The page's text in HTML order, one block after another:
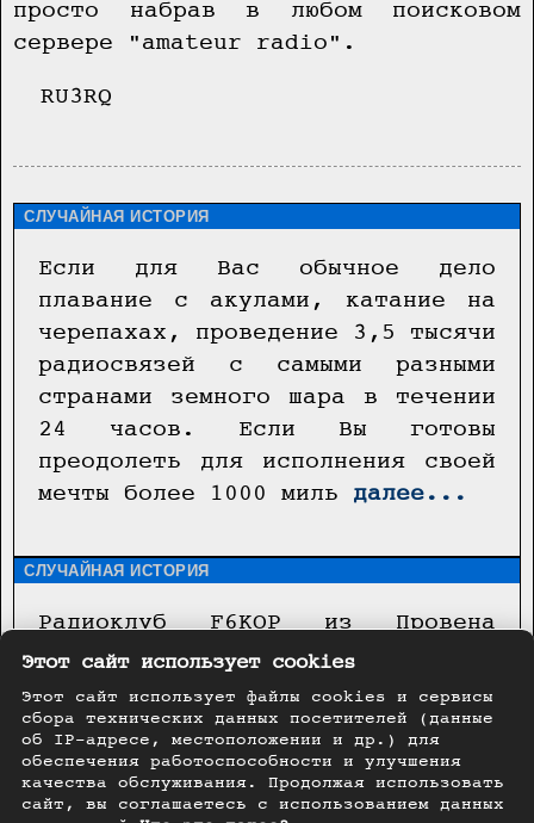
просто набрав в любом поисковом
сервере "amateur radio".
RU3RQ
СЛУЧАЙНАЯ ИСТОРИЯ
Если для Вас обычное дело
плавание с акулами, катание на
черепахах, проведение 3,5 тысячи
радиосвязей с самыми разными
странами земного шара в течении
24 часов. Если Вы готовы
преодолеть для исполнения своей
мечты более 1000 миль далее...
СЛУЧАЙНАЯ ИСТОРИЯ
Радиоклуб F6KOP из Провена
(Франция) уже организовывал DX-
экспедицию в Сьерра-Леоне
(остров Банана) в 2019 году с
позывным 9LY1JM
далее...
Этот сайт использует cookies
Этот сайт использует файлы cookies и сервисы
сбора технических данных посетителей (данные
об IP-адресе, местоположении и др.) для
обеспечения работоспособности и улучшения
качества обслуживания. Продолжая использовать
сайт, вы соглашаетесь с использованием данных